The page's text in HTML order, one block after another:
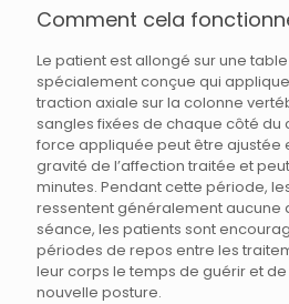
Comment cela
Le patient est allongé sur une
spécialement conçue qui
traction axiale sur la colonne
sangles fixées de chaque côté du
force appliquée peut être ajustée
gravité de l’affection traitée et
minutes. Pendant cette période,
ressentent généralement aucune
séance, les patients sont
périodes de repos entre les
leur corps le temps de guérir et
nouvelle posture.